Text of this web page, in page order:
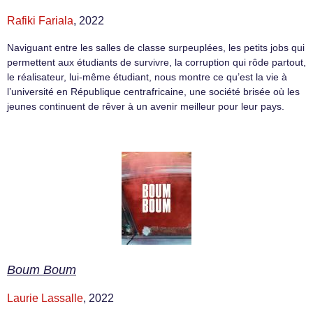
Rafiki Fariala, 2022
Naviguant entre les salles de classe surpeuplées, les petits jobs qui
permettent aux étudiants de survivre, la corruption qui rôde partout,
le réalisateur, lui-même étudiant, nous montre ce qu’est la vie à
l’université en République centrafricaine, une société brisée où les
jeunes continuent de rêver à un avenir meilleur pour leur pays.
Boum Boum
Laurie Lassalle, 2022